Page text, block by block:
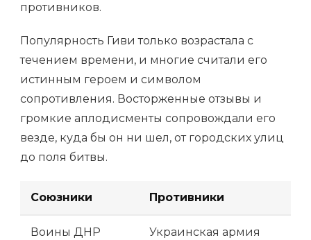
противников.
Популярность Гиви только возрастала с
течением времени, и многие считали его
истинным героем и символом
сопротивления. Восторженные отзывы и
громкие аплодисменты сопровождали его
везде, куда бы он ни шел, от городских улиц
до поля битвы.
Союзники Противники
Воины ДНР Украинская армия